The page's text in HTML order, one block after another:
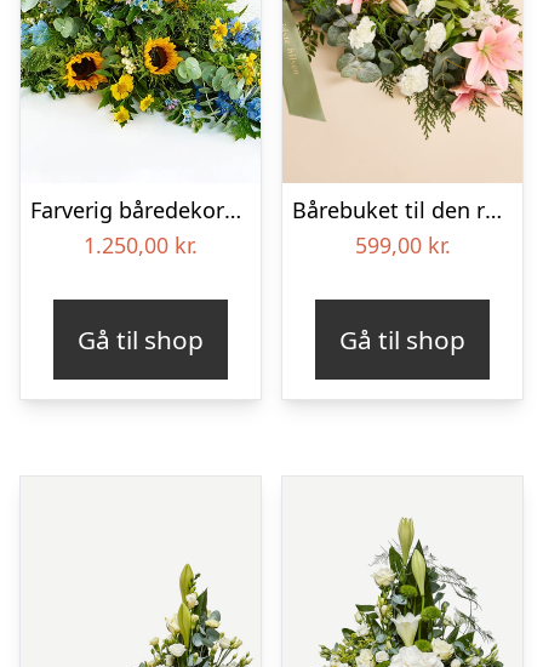
Farverig båredekoration i gul og blå – Blomster til begravelse
1.250,00 kr.
Gå til shop
Bårebuket til den rolige afsked med bånd
599,00 kr.
Gå til shop